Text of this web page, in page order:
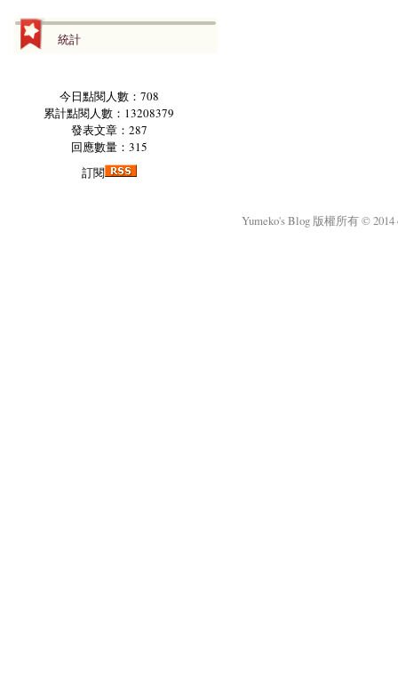
統計
今日點閱人數：708
累計點閱人數：13208379
發表文章：287
回應數量：315
訂閱
Yumeko's Blog 版權所有 ©